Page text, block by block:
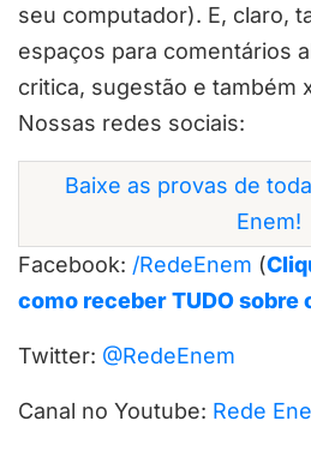
seu computador). E, claro,
espaços para comentários
critica, sugestão e também
Nossas redes sociais:
Baixe as provas de
Enem!
Facebook: /RedeEnem (
como receber TUDO sobre
Twitter: @RedeEnem
Canal no Youtube: Rede